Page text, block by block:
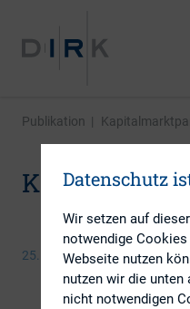
Publikation |
25. September 2013
Datenschutz
Wir setzen auf
notwendige
Webseite nutzen
nutzen wir die
nicht notwendigen